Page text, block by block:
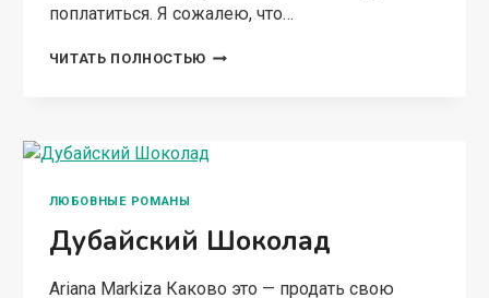
поплатиться. Я сожалею, что…
ЧИТАТЬ ПОЛНОСТЬЮ МОЙ
ЛЮБОВНЫЕ РОМАНЫ
Дубайский Шоколад
Ariana Markiza Каково это — продать свою